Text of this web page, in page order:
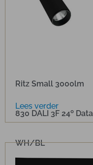
Ritz Small 3000lm
830 DALI 3F 24º Data
WH/BL
Lees verder